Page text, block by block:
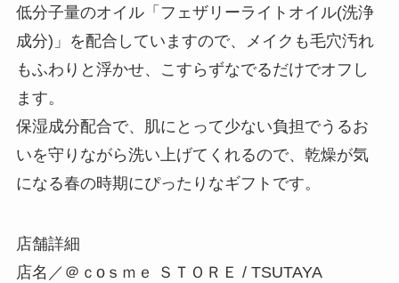
低分子量のオイル「フェザリーライトオイル(洗浄
成分)」を配合していますので、メイクも毛穴汚れ
もふわりと浮かせ、こすらずなでるだけでオフし
ます。
保湿成分配合で、肌にとって少ない負担でうるお
いを守りながら洗い上げてくれるので、乾燥が気
になる春の時期にぴったりなギフトです。
店舗詳細
店名／＠ｃoｓｍｅ ＳＴＯＲＥ / TSUTAYA